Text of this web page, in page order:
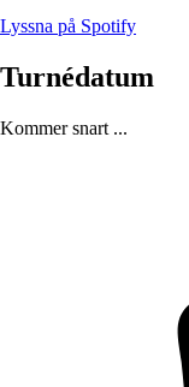
Lyssna på Spotify
Turnédatum
Kommer snart ...